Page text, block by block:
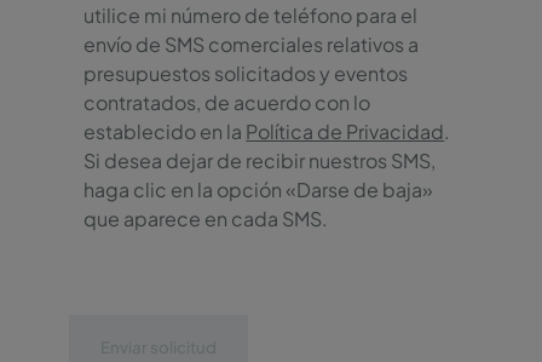
utilice mi número de teléfono para el
envío de SMS comerciales relativos a
presupuestos solicitados y eventos
contratados, de acuerdo con lo
establecido en la Política de Privacidad.
Si desea dejar de recibir nuestros SMS,
haga clic en la opción «Darse de baja»
que aparece en cada SMS.